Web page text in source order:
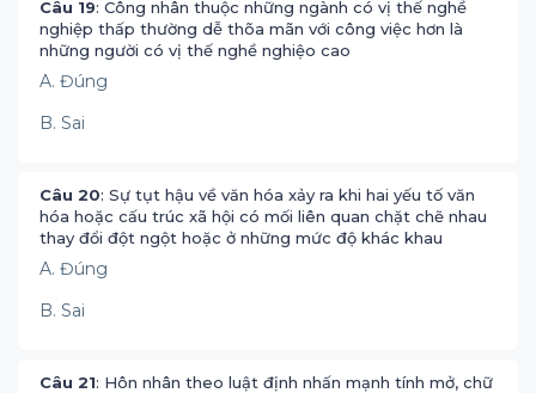
Câu 19: Công nhân thuộc những ngành có vị thế nghề
nghiệp thấp thường dễ thõa mãn với công việc hơn là
những người có vị thế nghề nghiệo cao
A. Đúng
B. Sai
Câu 20: Sự tụt hậu về văn hóa xảy ra khi hai yếu tố văn
hóa hoặc cấu trúc xã hội có mối liên quan chặt chẽ nhau
thay đổi đột ngột hoặc ở những mức độ khác khau
A. Đúng
B. Sai
Câu 21: Hôn nhân theo luật định nhấn mạnh tính mở, chữ